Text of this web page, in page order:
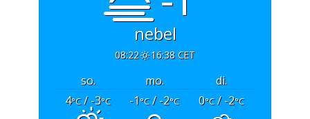
nebel
08:22 16:38 CET
so. mo.
di.
4°C/ -3°C -1°C/ -2°C 0°C/ -2°C